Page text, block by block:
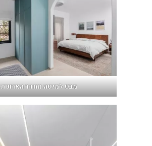
מבט למיטה מחדר הארונות